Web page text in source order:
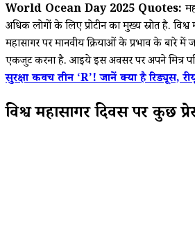
World Ocean Day 2025 Quotes:
अधिक लोगों के लिए प्रोटीन का मुख्य स्रोत है.
महासागर पर मानवीय क्रियाओं के प्रभाव के बारे
एकजुट करना है. आइये इस अवसर पर अपने मित्र
सुरक्षा कवच तीन ‘R’! जानें क्या है रिड्यूस,
विश्व महासागर दिवस पर कुछ